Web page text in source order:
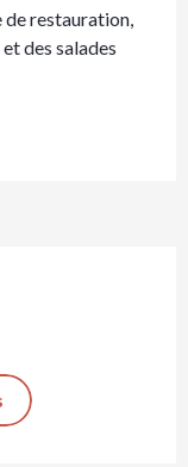
restauration,
des salades